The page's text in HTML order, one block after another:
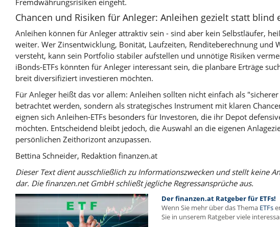
Fremdwährungsrisiken eingeht.
Chancen und Risiken für Anleger: Anleihen gezielt statt blind
Anleihen können für Anleger attraktiv sein - sind aber kein Selbstläufer,
weiter. Wer Zinsentwicklung, Bonität, Laufzeiten, Renditeberechnung und
versteht, kann sein Portfolio stabiler aufstellen und unnötige Risiken
iBonds-ETFs könnten für Anleger interessant sein, die planbare Erträge
breit diversifiziert investieren möchten.
Für Anleger heißt das vor allem: Anleihen sollten nicht einfach als
betrachtet werden, sondern als strategisches Instrument mit klaren
eignen sich Anleihen-ETFs besonders für Investoren, die ihr Depot
möchten. Entscheidend bleibt jedoch, die Auswahl an die eigenen
persönlichen Zeithorizont anzupassen.
Bettina Schneider, Redaktion finanzen.at
Dieser Text dient ausschließlich zu Informationszwecken und stellt keine
dar. Die finanzen.net GmbH schließt jegliche Regressansprüche aus.
Der finanzen.at Ratgeber für ETFs!
Wenn Sie mehr über das Thema ETFs
Sie in unserem Ratgeber viele